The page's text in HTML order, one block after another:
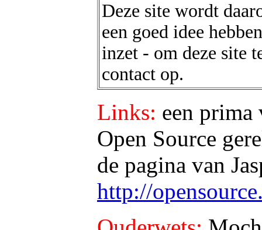
Deze site wordt
een goed idee
inzet - om deze site
contact op.
Links: een prima
Open Source
de pagina van
http://